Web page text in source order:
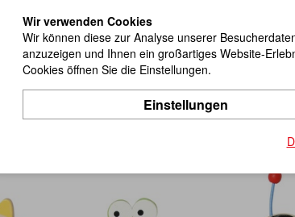
Wir verwenden Cookies
Wir können diese zur Analyse unserer
anzuzeigen und Ihnen ein großartiges Website-
Cookies öffnen Sie die Einstellungen.
Einstellungen